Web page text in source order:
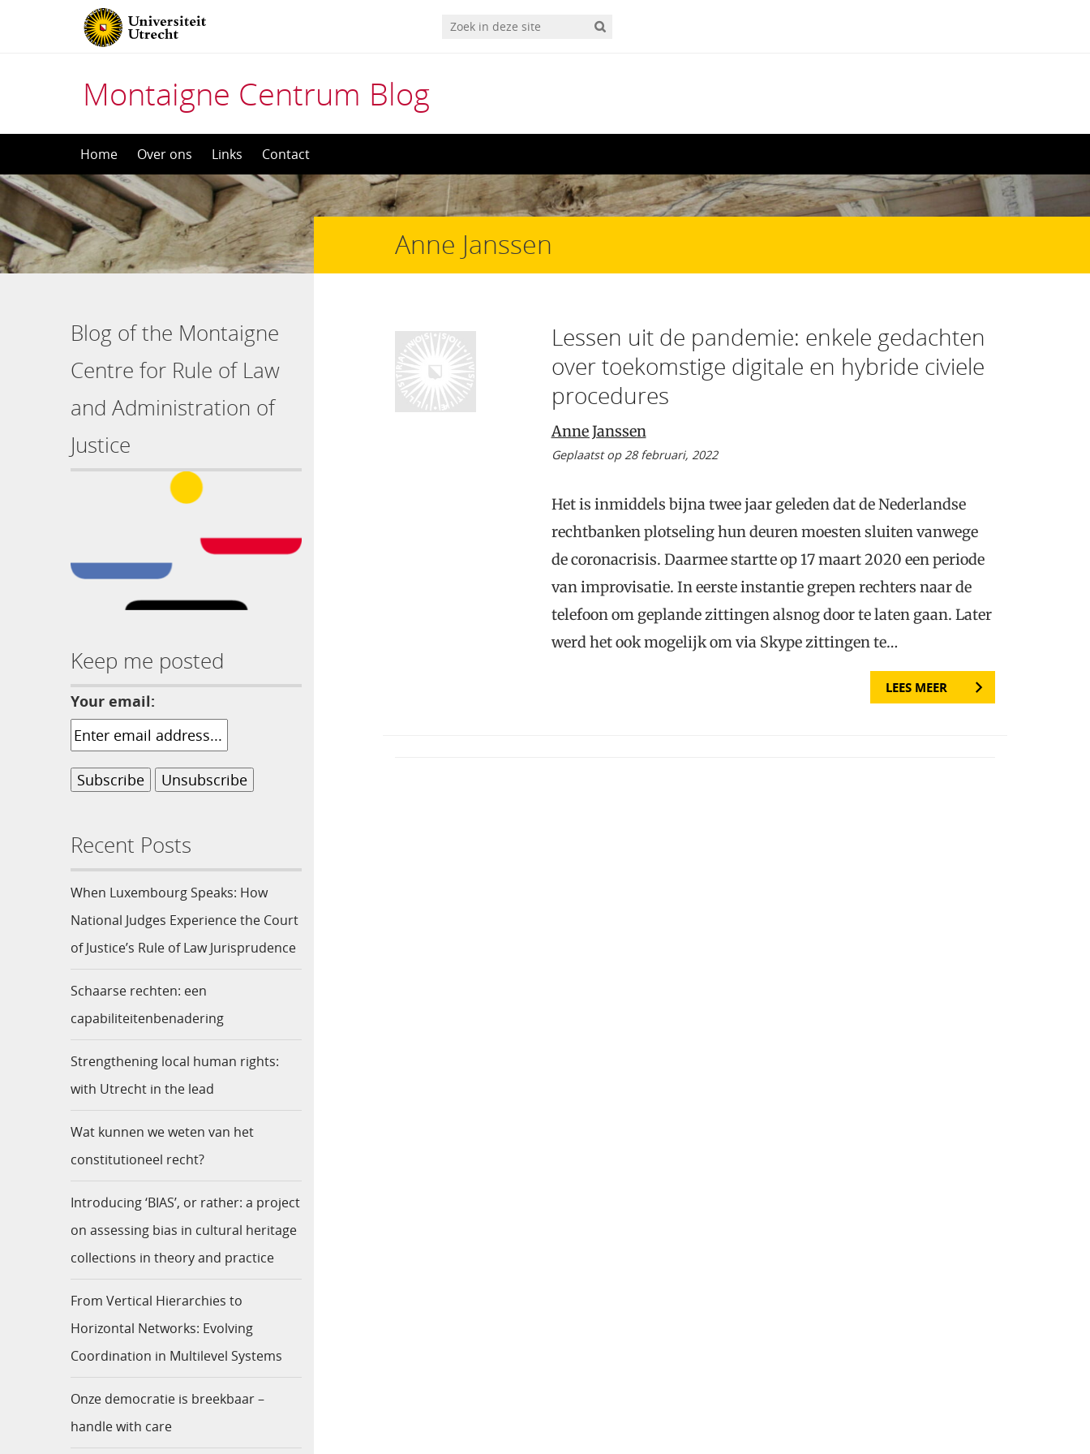
Montaigne Centrum Blog
naar
het
inhoud
Home Over ons Links Contact
Blog of the Montaigne
Centre for Rule of Law
and Administration of
Justice
Keep me posted
Your email:
Recent Posts
When Luxembourg Speaks: How
National Judges Experience the Court
of Justice’s Rule of Law Jurisprudence
Schaarse rechten: een
capabiliteitenbenadering
Strengthening local human rights:
with Utrecht in the lead
Wat kunnen we weten van het
constitutioneel recht?
Introducing ‘BIAS’, or rather: a project
on assessing bias in cultural heritage
collections in theory and practice
From Vertical Hierarchies to
Horizontal Networks: Evolving
Coordination in Multilevel Systems
Onze democratie is breekbaar –
handle with care
Anne Janssen
Lessen uit de pandemie: enkele gedachten
over toekomstige digitale en hybride civiele
procedures
Anne Janssen
Geplaatst op 28 februari, 2022
Het is inmiddels bijna twee jaar geleden dat de Nederlandse
rechtbanken plotseling hun deuren moesten sluiten vanwege
de coronacrisis. Daarmee startte op 17 maart 2020 een periode
van improvisatie. In eerste instantie grepen rechters naar de
telefoon om geplande zittingen alsnog door te laten gaan. Later
werd het ook mogelijk om via Skype zittingen te…
LEES MEER